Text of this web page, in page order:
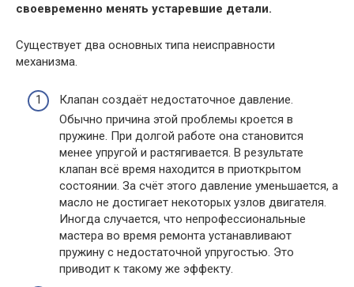
своевременно менять устаревшие детали.
Существует два основных типа неисправности
механизма.
Клапан создаёт недостаточное давление.
Обычно причина этой проблемы кроется в
пружине. При долгой работе она становится
менее упругой и растягивается. В результате
клапан всё время находится в приоткрытом
состоянии. За счёт этого давление уменьшается, а
масло не достигает некоторых узлов двигателя.
Иногда случается, что непрофессиональные
мастера во время ремонта устанавливают
пружину с недостаточной упругостью. Это
приводит к такому же эффекту.